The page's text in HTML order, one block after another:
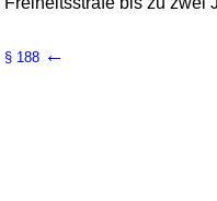
§ 188 ←